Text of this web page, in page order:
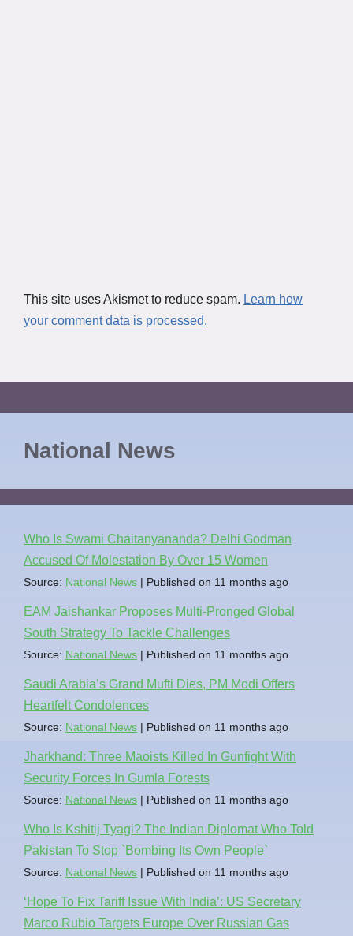
This site uses Akismet to reduce spam. Learn how
your comment data is processed.
National News
Who Is Swami Chaitanyananda? Delhi Godman
Accused Of Molestation By Over 15 Women
Source: National News Published on 11 months ago
EAM Jaishankar Proposes Multi-Pronged Global
South Strategy To Tackle Challenges
Source: National News Published on 11 months ago
Saudi Arabia’s Grand Mufti Dies, PM Modi Offers
Heartfelt Condolences
Source: National News Published on 11 months ago
Jharkhand: Three Maoists Killed In Gunfight With
Security Forces In Gumla Forests
Source: National News Published on 11 months ago
Who Is Kshitij Tyagi? The Indian Diplomat Who Told
Pakistan To Stop `Bombing Its Own People`
Source: National News Published on 11 months ago
‘Hope To Fix Tariff Issue With India’: US Secretary
Marco Rubio Targets Europe Over Russian Gas